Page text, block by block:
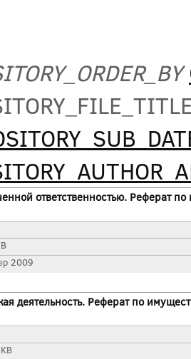
ответственностью. Реферат
2009
деятельность. Реферат по